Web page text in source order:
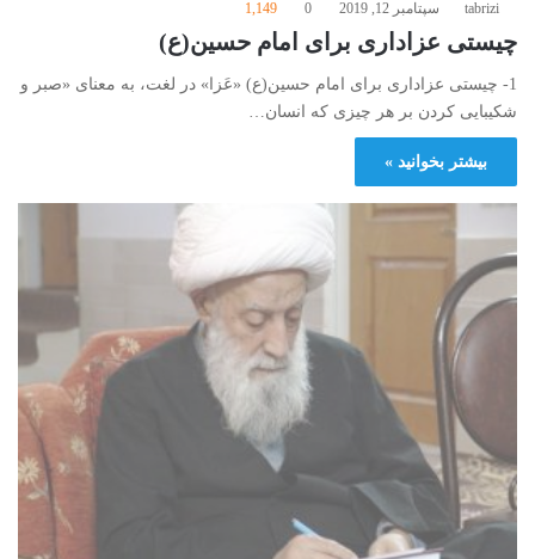
tabrizi سپتامبر 12, 2019 0
1,149
چیستی عزاداری برای امام حسین(ع)
1- چیستی عزاداری برای امام حسین(ع) «عَزا» در لغت، به معنای «صبر و
شکیبایی کردن بر هر چیزی که انسان…
بیشتر بخوانید »